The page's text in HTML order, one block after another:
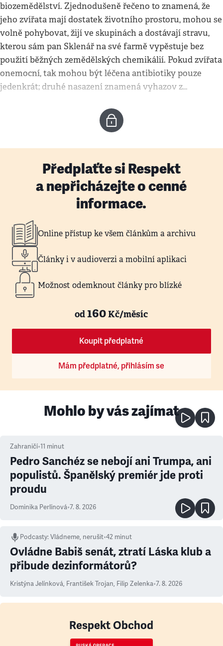
biozemědělství. Zjednodušeně řečeno to znamená, že
jeho zvířata mají dostatek životního prostoru, mohou se
volně pohybovat, žijí ve skupinách a dostávají stravu,
kterou sám pan Sklenář na své farmě vypěstuje bez
použití běžných zemědělských chemikálií. Pokud zvířata
onemocní, tak mohou být léčena antibiotiky pouze
jedenkrát; druhé nasazení znamená vyhazov z…
Předplaťte si Respekt
a nepřicházejte o cenné
informace.
Online přístup ke všem článkům a archivu
Články i v audioverzi a mobilní aplikaci
Možnost odemknout články pro blízké
od160Kč/měsíc
Koupit předplatné
Mám předplatné, přihlásím se
Mohlo by vás zajímat
Zahraničí•11 minut
Pedro Sanchéz se nebojí ani Trumpa, ani
populistů. Španělský premiér jde proti
proudu
Dominika Perlínová•7. 8. 2026
Podcasty:Vládneme, nerušit•42 minut
Ovládne Babiš senát, ztratí Láska klub a
přibude dezinformátorů?
Kristýna Jelínková, František Trojan, Filip Zelenka•7. 8. 2026
Respekt Obchod